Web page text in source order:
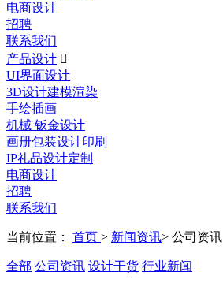
电商设计
招聘
联系我们
产品设计 
UI界面设计
3D设计建模渲染
手绘插画
机械 钣金设计
画册包装设计印刷
IP礼品设计定制
电商设计
招聘
联系我们
当前位置： 首页 > 新闻资讯> 公司资讯
全部 公司资讯 设计干货 行业新闻